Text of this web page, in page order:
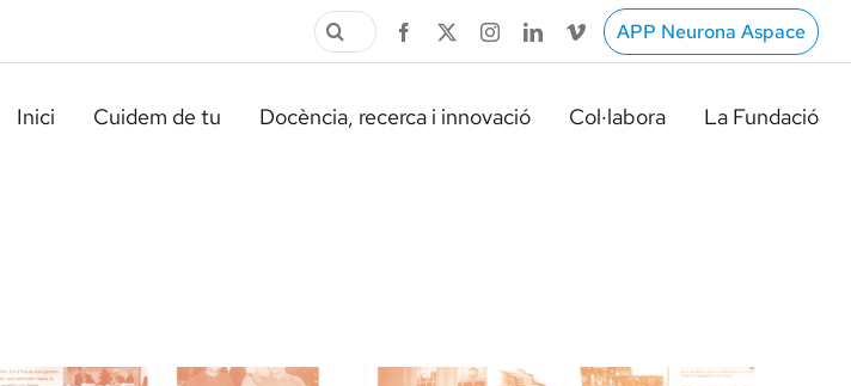
Cerca
…
APP Neurona Aspace
Inici Cuidem de tu Docència, recerca i innovació Col·labora La Fundació